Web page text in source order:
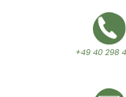
+49 40 298